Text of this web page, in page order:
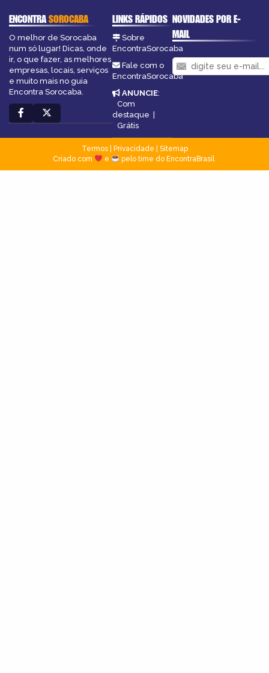
ENCONTRASOROCABA
O melhor de Sorocaba
num só lugar! Dicas, onde
ir, o que fazer, as melhores
empresas, locais, serviços
e muito mais no guia
Encontra Sorocaba.
LINKS RÁPIDOS
Sobre
EncontraSorocaba
Fale com o
EncontraSorocaba
ANUNCIE:
Com
destaque |
Grátis
NOVIDADES POR E-
MAIL
Termos| Privacidade
Sitemap
Criado com
e pelo time do EncontraBrasil